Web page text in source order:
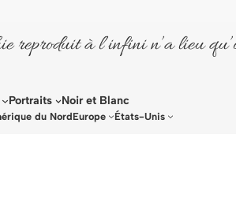
reproduit à l’infini n’a lieu
Portraits Noir et Blanc
du NordEurope États-Unis